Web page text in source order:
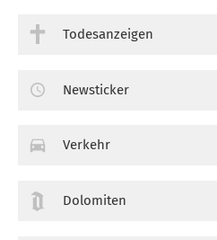
Todesanzeigen
Newsticker
Verkehr
Dolomiten